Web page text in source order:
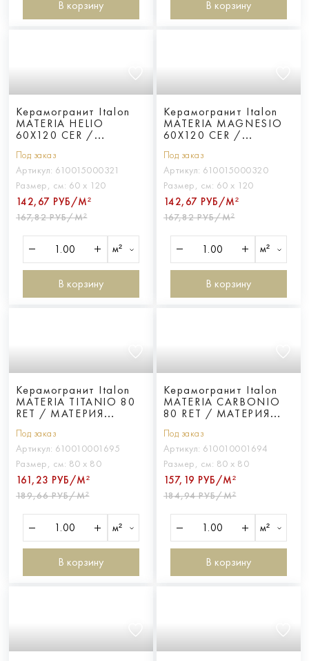
В корзину В корзину
Керамогранит Italon
MATERIA HELIO
60X120 CER /
60X120 ПАТ
Под заказ
Артикул: 610015000321
Размер, см: 60 х 120
142,67 РУБ/М²
167,82 РУБ/М²
м²
В корзину
Керамогранит Italon
MATERIA MAGNESIO
60X120 CER /
60X120 ПАТ
Под заказ
Артикул: 610015000320
Размер, см: 60 х 120
142,67 РУБ/М²
167,82 РУБ/М²
м²
В корзину
Керамогранит Italon
MATERIA TITANIO 80
RET / МАТЕРИЯ
Под заказ
Артикул: 610010001695
Размер, см: 80 х 80
161,23 РУБ/М²
189,66 РУБ/М²
м²
В корзину
Керамогранит Italon
MATERIA CARBONIO
80 RET / МАТЕРИЯ
Под заказ
Артикул: 610010001694
Размер, см: 80 х 80
157,19 РУБ/М²
184,94 РУБ/М²
м²
В корзину